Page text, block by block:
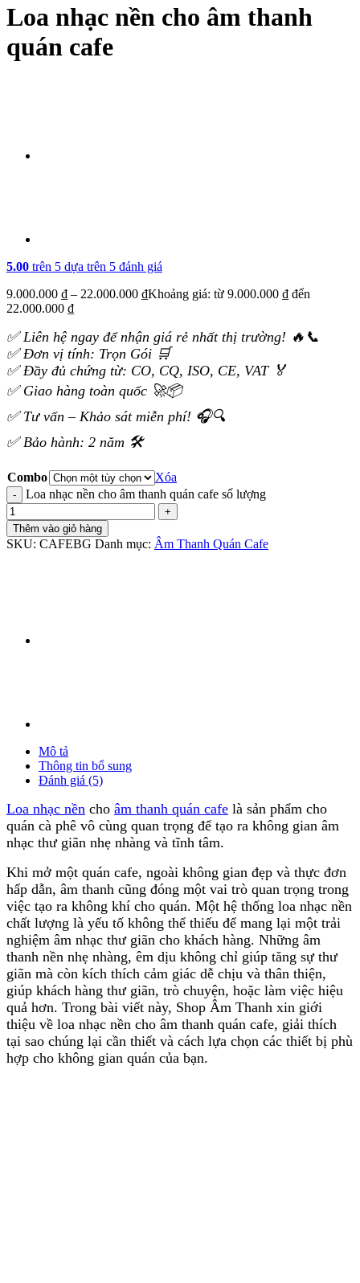
Loa nhạc nền cho âm thanh
quán cafe
5.00 trên 5 dựa trên 5 đánh giá
9.000.000 ₫ – 22.000.000 ₫Khoảng giá: từ 9.000.000 ₫ đến
22.000.000 ₫
✅ Liên hệ ngay để nhận giá rẻ nhất thị trường! 🔥📞
✅ Đơn vị tính: Trọn Gói 🛒
✅ Đầy đủ chứng từ: CO, CQ, ISO, CE, VAT 🏅
✅ Giao hàng toàn quốc 🚀📦
✅ Tư vấn – Khảo sát miễn phí! 🎧🔍
✅ Bảo hành: 2 năm 🛠️
Combo
Xóa
Loa nhạc nền cho âm thanh quán cafe số lượng
Thêm vào giỏ hàng
SKU: CAFEBG Danh mục: Âm Thanh Quán Cafe
Mô tả
Thông tin bổ sung
Đánh giá (5)
Loa nhạc nền cho âm thanh quán cafe là sản phẩm cho
quán cà phê vô cùng quan trọng để tạo ra không gian âm
nhạc thư giãn nhẹ nhàng và tĩnh tâm.
Khi mở một quán cafe, ngoài không gian đẹp và thực đơn
hấp dẫn, âm thanh cũng đóng một vai trò quan trọng trong
việc tạo ra không khí cho quán. Một hệ thống loa nhạc nền
chất lượng là yếu tố không thể thiếu để mang lại một trải
nghiệm âm nhạc thư giãn cho khách hàng. Những âm
thanh nền nhẹ nhàng, êm dịu không chỉ giúp tăng sự thư
giãn mà còn kích thích cảm giác dễ chịu và thân thiện,
giúp khách hàng thư giãn, trò chuyện, hoặc làm việc hiệu
quả hơn. Trong bài viết này, Shop Âm Thanh xin giới
thiệu về loa nhạc nền cho âm thanh quán cafe, giải thích
tại sao chúng lại cần thiết và cách lựa chọn các thiết bị phù
hợp cho không gian quán của bạn.